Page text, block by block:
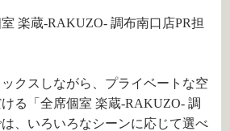
楽蔵‐RAKUZO‐ 調布南口店PR担
クスしながら、プライベートな空
る「全席個室 楽蔵‐RAKUZO‐ 調
、いろいろなシーンに応じて選べ